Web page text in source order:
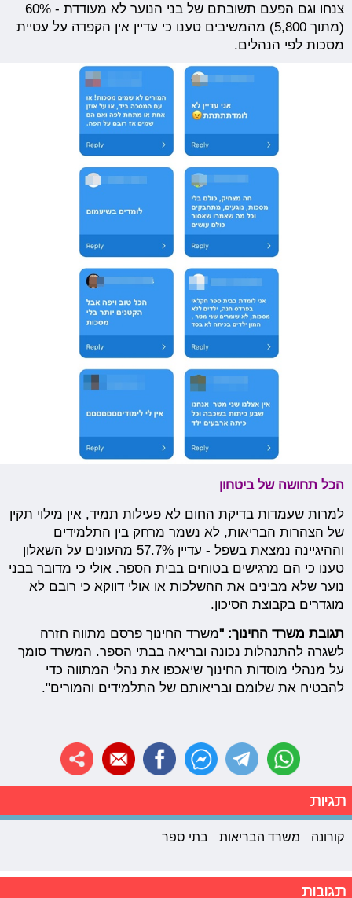
(מתוך 5,800) מהמשיבים טענו כי עדיין אין הקפדה על עטיית
מסכות לפי הנהלים.
הכל תחושה של ביטחון
למרות שעמדות בדיקת החום לא פעילות תמיד, אין מילוי תקין
של הצהרות הבריאות, לא נשמר מרחק בין התלמידים
וההיגיינה נמצאת בשפל - עדיין 57.7% מהעונים על השאלון
טענו כי הם מרגישים בטוחים בבית הספר. אולי כי מדובר בבני
נוער שלא מבינים את ההשלכות או אולי דווקא כי רובם לא
מוגדרים בקבוצת הסיכון.
תגובת משרד החינוך: "משרד החינוך פרסם מתווה חזרה
לשגרה להתנהלות נכונה ובריאה בבתי הספר. המשרד סומך
על מנהלי מוסדות החינוך שיאכפו את נהלי המתווה כדי
להבטיח את שלומם ובריאותם של התלמידים והמורים".
תגיות
קורונה משרד הבריאות בתי ספר
תגובות